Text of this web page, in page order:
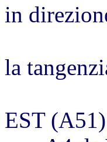
in
V.le
la
EST